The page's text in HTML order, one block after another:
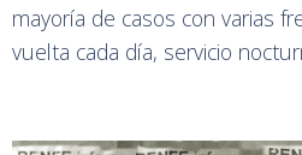
mayoría de casos con varias
vuelta cada día, servicio